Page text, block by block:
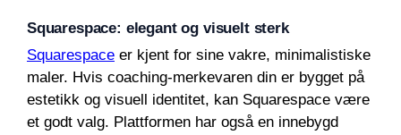
Squarespace: elegant og visuelt sterk
Squarespace er kjent for sine vakre, minimalistiske
maler. Hvis coaching-merkevaren din er bygget på
estetikk og visuell identitet, kan Squarespace være
et godt valg. Plattformen har også en innebygd